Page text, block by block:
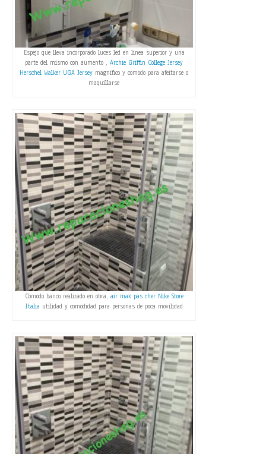
Espejo que lleva incorporado luces led en linea superior y una
parte del mismo con aumento , Archie Griffin College Jersey
Herschel Walker UGA Jersey magnifico y comodo para afeitarse o
maquillarse
Comodo banco realizado en obra, air max pas cher Nike Store
Italia utilidad y comodidad para personas de poca movilidad